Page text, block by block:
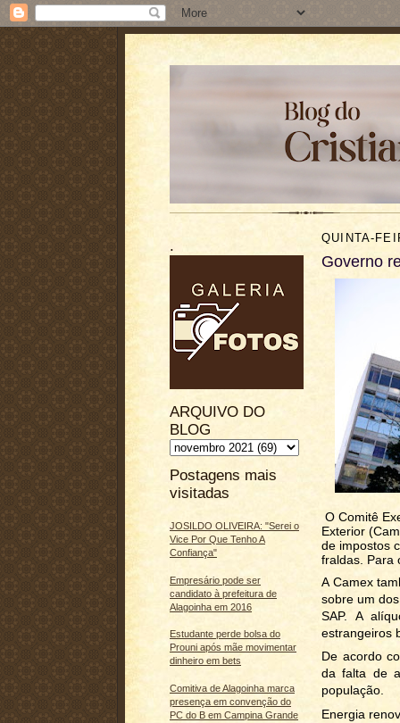
.
ARQUIVO DO
BLOG
Postagens mais
visitadas
JOSILDO OLIVEIRA: "Serei o
Vice Por Que Tenho A
Confiança"
Empresário pode ser
candidato à prefeitura de
Alagoinha em 2016
Estudante perde bolsa do
Prouni após mãe movimentar
dinheiro em bets
Comitiva de Alagoinha marca
presença em convenção do
PC do B em Campina Grande
QUINTA-
Governo
O Comitê
Exterior
de impostos
fraldas. Para
A Camex
sobre um
SAP. A
estrangeiros
De acordo
da falta de
população.
Energia